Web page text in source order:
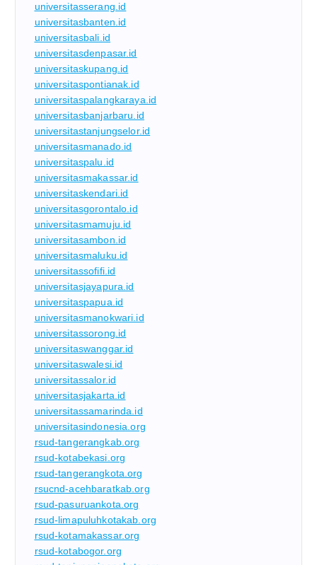
universitasserang.id
universitasbanten.id
universitasbali.id
universitasdenpasar.id
universitaskupang.id
universitaspontianak.id
universitaspalangkaraya.id
universitasbanjarbaru.id
universitastanjungselor.id
universitasmanado.id
universitaspalu.id
universitasmakassar.id
universitaskendari.id
universitasgorontalo.id
universitasmamuju.id
universitasambon.id
universitasmaluku.id
universitassofifi.id
universitasjayapura.id
universitaspapua.id
universitasmanokwari.id
universitassorong.id
universitaswanggar.id
universitaswalesi.id
universitassalor.id
universitasjakarta.id
universitassamarinda.id
universitasindonesia.org
rsud-tangerangkab.org
rsud-kotabekasi.org
rsud-tangerangkota.org
rsucnd-acehbaratkab.org
rsud-pasuruankota.org
rsud-limapuluhkotakab.org
rsud-kotamakassar.org
rsud-kotabogor.org